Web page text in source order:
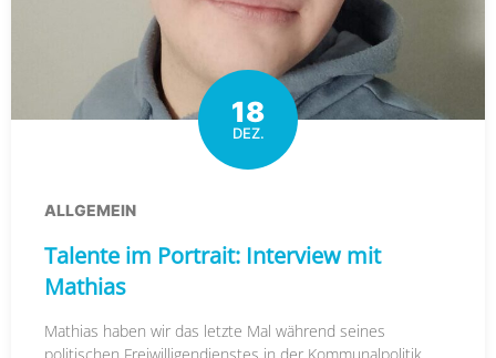
18
DEZ.
ALLGEMEIN
Talente im Portrait: Interview mit
Mathias
Mathias haben wir das letzte Mal während seines